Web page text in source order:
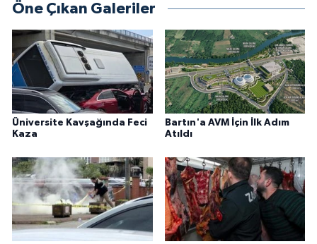
Öne Çıkan Galeriler
Üniversite Kavşağında Feci
Kaza
Bartın'a AVM İçin İlk Adım
Atıldı